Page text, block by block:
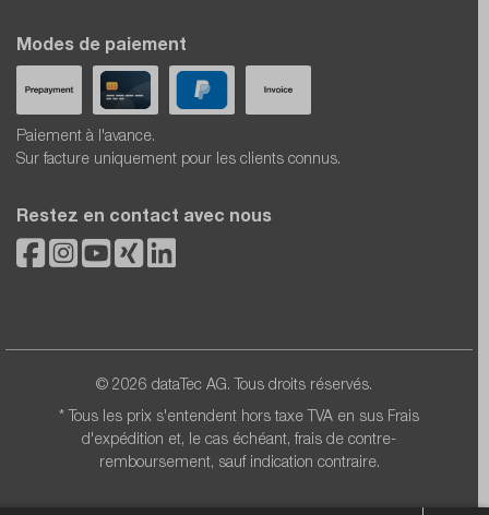
Modes de paiement
Paiement à l'avance.
Sur facture uniquement pour les clients connus.
Restez en contact avec nous
© 2026 dataTec AG. Tous droits réservés.
* Tous les prix s'entendent hors taxe TVA en sus Frais
d'expédition et, le cas échéant, frais de contre-
remboursement, sauf indication contraire.